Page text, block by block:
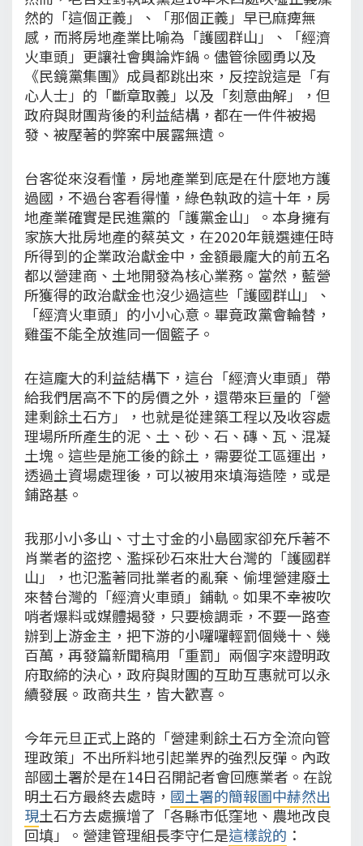
然的「這個正義」、「那個正義」早已麻痺無
感，而將房地產業比喻為「護國群山」、「經濟
火車頭」更讓社會輿論炸鍋。儘管徐國勇以及
《民鏡黨集團》成員都跳出來，反控說這是「有
心人士」的「斷章取義」以及「刻意曲解」，但
政府與財團背後的利益結構，都在一件件被揭
發、被壓著的弊案中展露無遺。
台客從來沒看懂，房地產業到底是在什麼地方護
過國，不過台客看得懂，綠色執政的這十年，房
地產業確實是民進黨的「護黨金山」。本身擁有
家族大批房地產的蔡英文，在2020年競選連任時
所得到的企業政治獻金中，金額最龐大的前五名
都以營建商、土地開發為核心業務。當然，藍營
所獲得的政治獻金也沒少過這些「護國群山」、
「經濟火車頭」的小小心意。畢竟政黨會輪替，
雞蛋不能全放進同一個籃子。
在這龐大的利益結構下，這台「經濟火車頭」帶
給我們居高不下的房價之外，還帶來巨量的「營
建剩餘土石方」，也就是從建築工程以及收容處
理場所所產生的泥、土、砂、石、磚、瓦、混凝
土塊。這些是施工後的餘土，需要從工區運出，
透過土資場處理後，可以被用來填海造陸，或是
鋪路基。
我那小小多山、寸土寸金的小島國家卻充斥著不
肖業者的盜挖、濫採砂石來壯大台灣的「護國群
山」，也氾濫著同批業者的亂棄、偷埋營建廢土
來替台灣的「經濟火車頭」鋪軌。如果不幸被吹
哨者爆料或媒體揭發，只要檢調乖，不要一路查
辦到上游金主，把下游的小囉囉輕罰個幾十、幾
百萬，再發篇新聞稿用「重罰」兩個字來證明政
府取締的決心，政府與財團的互助互惠就可以永
續發展。政商共生，皆大歡喜。
今年元旦正式上路的「營建剩餘土石方全流向管
理政策」不出所料地引起業界的強烈反彈。內政
部國土署於是在14日召開記者會回應業者。在說
明土石方最終去處時， 國土署的簡報圖中赫然出
現土石方去處擴增了「各縣市低窪地、農地改良
回填」。營建管理組長李守仁是這樣說的 ：